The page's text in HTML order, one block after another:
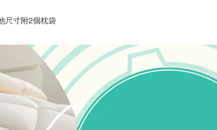
尺寸附2個枕袋